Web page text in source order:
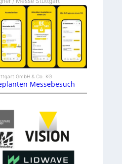
GmbH & Co. KG
Messebesuch